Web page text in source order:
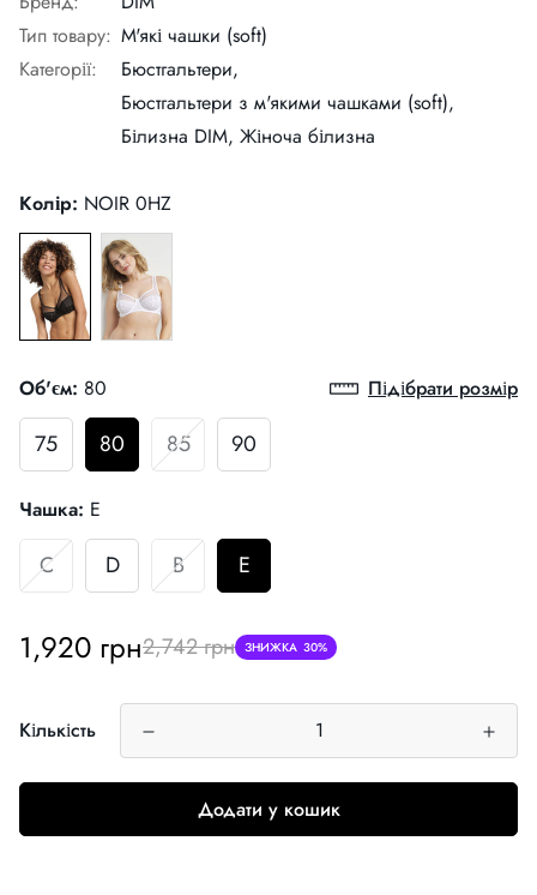
Тип товару: М'які чашки (soft)
Категорії:
Бюстгальтери,
Бюстгальтери з м'якими чашками (soft),
Білизна DIM, Жіноча білизна
Колір: NOIR 0HZ
Об'єм: 80 Підібрати розмір
75 80 85 90
Чашка: E
C D B E
Ціна
продажу
1,920 грн
Звичайна
ціна
2,742 грн ЗНИЖКА 30%
Кількість
Додати у кошик